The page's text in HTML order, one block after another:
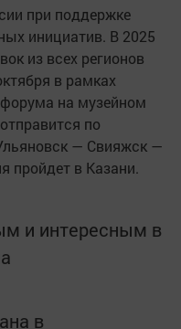
при поддержке
инициатив. В 2025
из всех регионов
в рамках
на музейном
по
— Свияжск —
пройдет в Казани.
и интересным в
в